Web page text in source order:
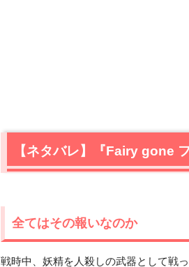
【ネタバレ】『Fairy gone
全てはその報いなのか
戦時中、妖精を人殺しの武器として戦